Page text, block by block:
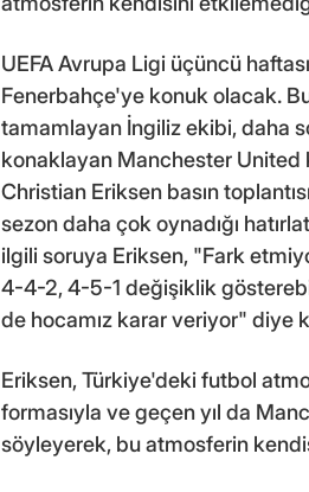
UEFA Avrupa Ligi üçüncü
Fenerbahçe'ye konuk olacak.
tamamlayan İngiliz ekibi, daha
konaklayan Manchester United
Christian Eriksen basın
sezon daha çok oynadığı
ilgili soruya Eriksen, "Fark
4-4-2, 4-5-1 değişiklik
de hocamız karar veriyor" diye
Eriksen, Türkiye'deki futbol
formasıyla ve geçen yıl da
söyleyerek, bu atmosferin